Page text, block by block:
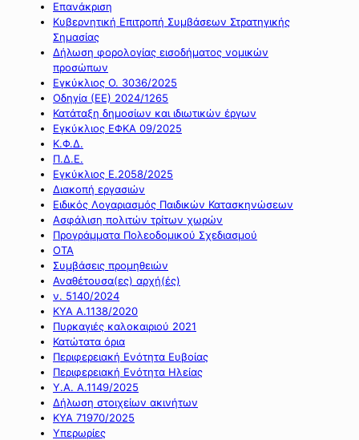
Επανάκριση
Κυβερνητική Επιτροπή Συμβάσεων Στρατηγικής
Σημασίας
Δήλωση φορολογίας εισοδήματος νομικών
προσώπων
Εγκύκλιος Ο. 3036/2025
Οδηγία (ΕΕ) 2024/1265
Κατάταξη δημοσίων και ιδιωτικών έργων
Εγκύκλιος ΕΦΚΑ 09/2025
Κ.Φ.Δ.
Π.Δ.Ε.
Εγκύκλιος Ε.2058/2025
Διακοπή εργασιών
Ειδικός Λογαριασμός Παιδικών Κατασκηνώσεων
Ασφάλιση πολιτών τρίτων χωρών
Προγράμματα Πολεοδομικού Σχεδιασμού
ΟΤΑ
Συμβάσεις προμηθειών
Αναθέτουσα(ες) αρχή(ές)
ν. 5140/2024
ΚΥΑ Α.1138/2020
Πυρκαγιές καλοκαιριού 2021
Κατώτατα όρια
Περιφερειακή Ενότητα Ευβοίας
Περιφερειακή Ενότητα Ηλείας
Υ.Α. Α.1149/2025
Δήλωση στοιχείων ακινήτων
ΚΥΑ 71970/2025
Υπερωρίες